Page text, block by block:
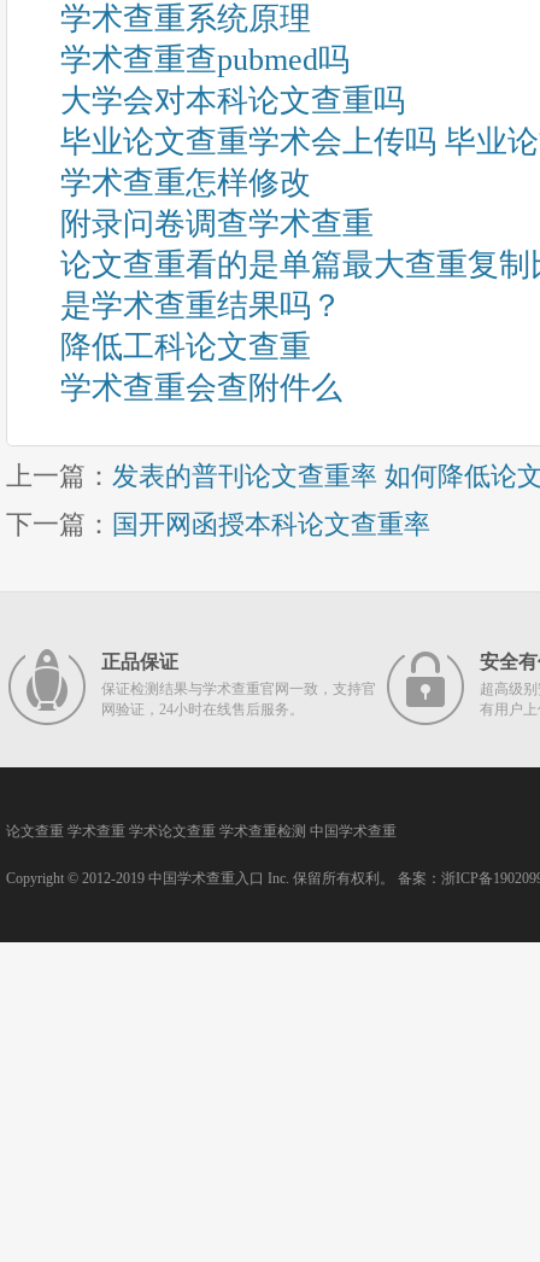
学术查重系统原理
学术查重查pubmed吗
大学会对本科论文查重吗
毕业论文查重学术会上传吗 毕业
学术查重怎样修改
附录问卷调查学术查重
论文查重看的是单篇最大查重复
是学术查重结果吗？
降低工科论文查重
学术查重会查附件么
上一篇： 发表的普刊论文查重率 如何降低论
下一篇： 国开网函授本科论文查重率
正品保证
保证检测结果与学术查重官网一致，支持官
网验证，24小时在线售后服务。
安全
超高级
有用户
论文查重 学术查重 学术论文查重 学术查重检测 中国学术查重
Copyright © 2012-2019 中国学术查重入口 Inc. 保留所有权利。 备案： 浙ICP备